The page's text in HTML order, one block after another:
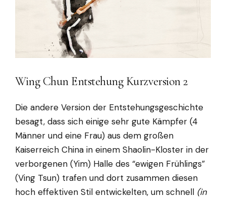
Wing Chun Entstehung Kurzversion 2
Die andere Version der Entstehungsgeschichte
besagt, dass sich einige sehr gute Kämpfer (4
Männer und eine Frau) aus dem großen
Kaiserreich China in einem Shaolin-Kloster in der
verborgenen (Yim) Halle des “ewigen Frühlings”
(Ving Tsun) trafen und dort zusammen diesen
hoch effektiven Stil entwickelten, um schnell (in